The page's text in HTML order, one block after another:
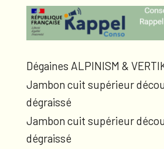
Dégaines ALPINISM &
Jambon cuit supérieur
dégraissé
Jambon cuit supérieur
dégraissé